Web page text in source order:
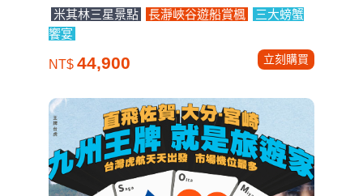
米其林三星景點 長瀞峽谷遊船賞楓
三大螃蟹
饗宴
NT$ 44,900 立刻購買